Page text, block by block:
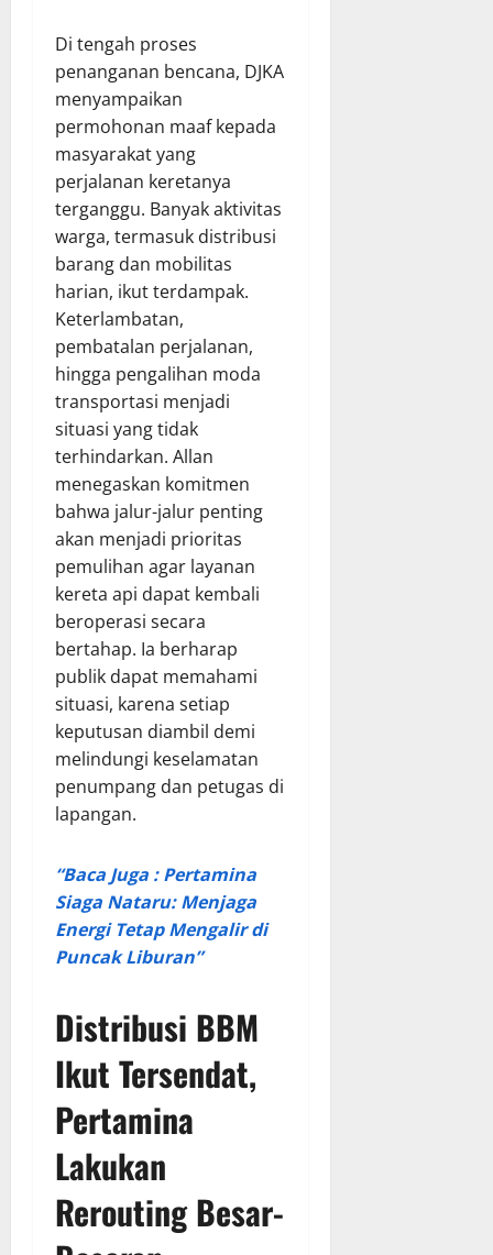
Di tengah proses
penanganan bencana, DJKA
menyampaikan
permohonan maaf kepada
masyarakat yang
perjalanan keretanya
terganggu. Banyak aktivitas
warga, termasuk distribusi
barang dan mobilitas
harian, ikut terdampak.
Keterlambatan,
pembatalan perjalanan,
hingga pengalihan moda
transportasi menjadi
situasi yang tidak
terhindarkan. Allan
menegaskan komitmen
bahwa jalur-jalur penting
akan menjadi prioritas
pemulihan agar layanan
kereta api dapat kembali
beroperasi secara
bertahap. Ia berharap
publik dapat memahami
situasi, karena setiap
keputusan diambil demi
melindungi keselamatan
penumpang dan petugas di
lapangan.
“Baca Juga : Pertamina
Siaga Nataru: Menjaga
Energi Tetap Mengalir di
Puncak Liburan”
Distribusi BBM
Ikut Tersendat,
Pertamina
Lakukan
Rerouting Besar-